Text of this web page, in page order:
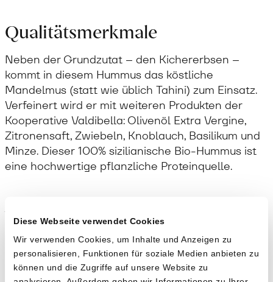
Diese Webseite verwendet Cookies
Wir verwenden Cookies, um Inhalte und Anzeigen zu
personalisieren, Funktionen für soziale Medien anbieten zu
können und die Zugriffe auf unsere Website zu
Qualitätsmerkmale
Neben der Grundzutat – den Kichererbsen –
kommt in diesem Hummus das köstliche
Mandelmus (statt wie üblich Tahini) zum Einsatz.
Verfeinert wird er mit weiteren Produkten der
Kooperative Valdibella: Olivenöl Extra Vergine,
Zitronensaft, Zwiebeln, Knoblauch, Basilikum und
Minze. Dieser 100% sizilianische Bio-Hummus ist
eine hochwertige pflanzliche Proteinquelle.
Hummus ist ein wahrer Alleskönner und schmeckt
in diversen Kombinationen: Zum Beispiel als
Brotbelag oder Gemüse-Dip.